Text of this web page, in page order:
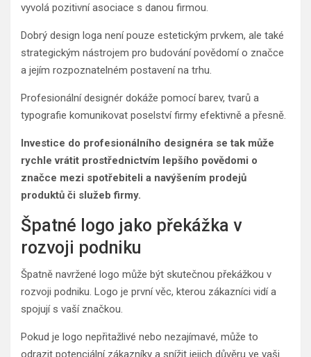
vyvolá pozitivní asociace s danou firmou.
Dobrý design loga není pouze estetickým prvkem, ale také
strategickým nástrojem pro budování povědomí o značce
a jejím rozpoznatelném postavení na trhu.
Profesionální designér dokáže pomocí barev, tvarů a
typografie komunikovat poselství firmy efektivně a přesně.
Investice do profesionálního designéra se tak může
rychle vrátit prostřednictvím lepšího povědomi o
značce mezi spotřebiteli a navýšením prodejů
produktů či služeb firmy.
Špatné logo jako překážka v
rozvoji podniku
Špatně navržené logo může být skutečnou překážkou v
rozvoji podniku. Logo je první věc, kterou zákazníci vidí a
spojují s vaší značkou.
Pokud je logo nepřitažlivé nebo nezajímavé, může to
odrazit potenciální zákazníky a snížit jejich důvěru ve vaši